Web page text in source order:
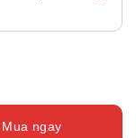
Mua ngay